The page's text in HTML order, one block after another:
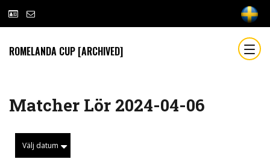
ROMELANDA CUP [ARCHIVED]
Matcher Lör 2024-04-06
Välj datum